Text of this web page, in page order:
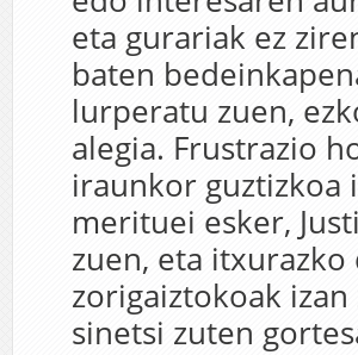
eta gurariak ez
baten
lurperatu zuen,
alegia. Frustrazio
iraunkor guztizkoa
merituei esker,
zuen, eta itxurazko
zorigaiztokoak
sinetsi zuten